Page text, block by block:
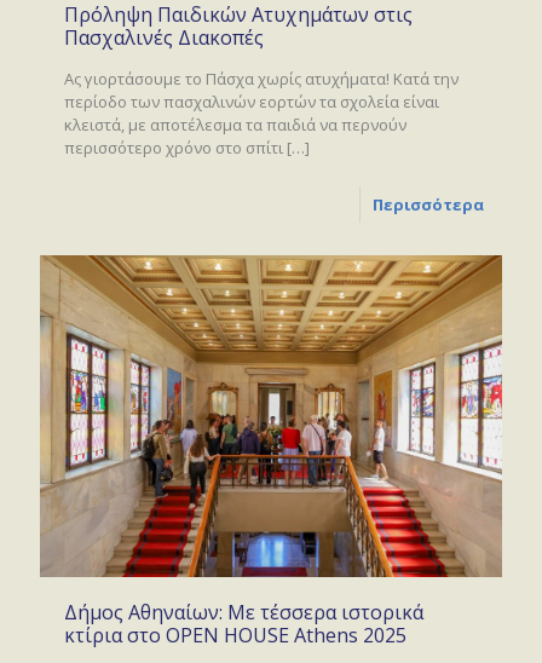
Πρόληψη Παιδικών Ατυχημάτων στις
Πασχαλινές Διακοπές
Ας γιορτάσουμε το Πάσχα χωρίς ατυχήματα! Κατά την
περίοδο των πασχαλινών εορτών τα σχολεία είναι
κλειστά, με αποτέλεσμα τα παιδιά να περνούν
περισσότερο χρόνο στο σπίτι […]
Περισσότερα
Δήμος Αθηναίων: Με τέσσερα ιστορικά
κτίρια στο OPEN HOUSE Athens 2025